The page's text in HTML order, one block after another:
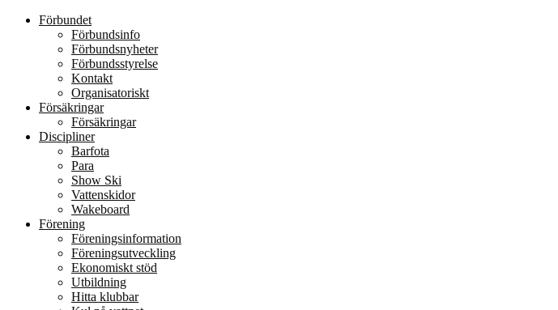
Förbundet
Förbundsinfo
Förbundsnyheter
Förbundsstyrelse
Kontakt
Organisatoriskt
Försäkringar
Försäkringar
Discipliner
Barfota
Para
Show Ski
Vattenskidor
Wakeboard
Förening
Föreningsinformation
Föreningsutveckling
Ekonomiskt stöd
Utbildning
Hitta klubbar